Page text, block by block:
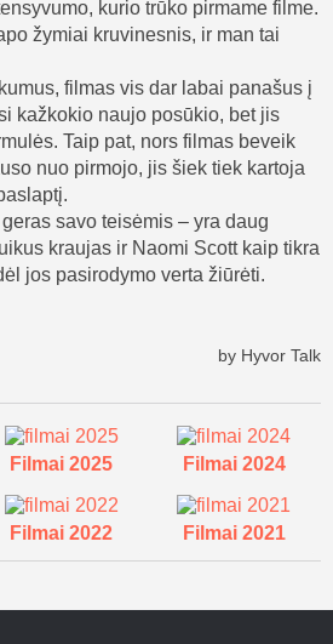
Filmai 2025 Filmai 2024
Filmai 2022 Filmai 2021